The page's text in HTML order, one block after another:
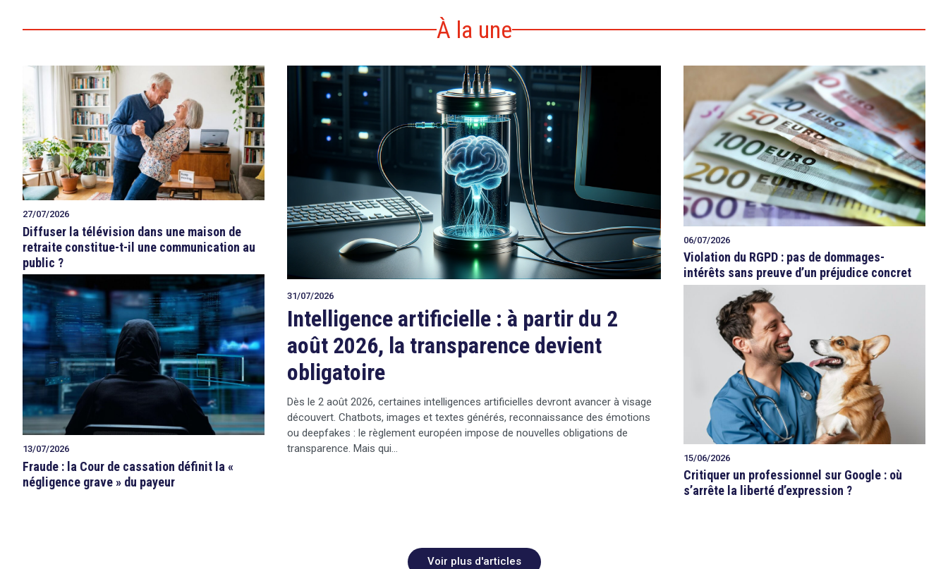
À la une
27/07/2026
Diffuser la télévision dans une maison de
retraite constitue-t-il une communication au
public ?
13/07/2026
Fraude : la Cour de cassation définit la «
négligence grave » du payeur
31/07/2026
Intelligence artificielle : à partir du 2
août 2026, la transparence devient
obligatoire
Dès le 2 août 2026, certaines intelligences artificielles devront avancer à visage
découvert. Chatbots, images et textes générés, reconnaissance des émotions
ou deepfakes : le règlement européen impose de nouvelles obligations de
transparence. Mais qui…
06/07/2026
Violation du RGPD : pas de dommages-
intérêts sans preuve d’un préjudice concret
15/06/2026
Critiquer un professionnel sur Google : où
s’arrête la liberté d’expression ?
Voir plus d'articles